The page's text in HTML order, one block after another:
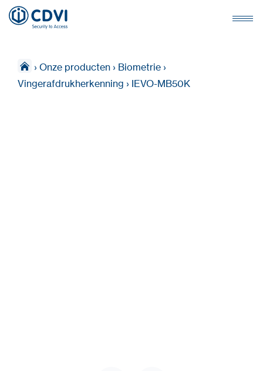
› Onze producten › Biometrie ›
Vingerafdrukherkenning › IEVO-MB50K